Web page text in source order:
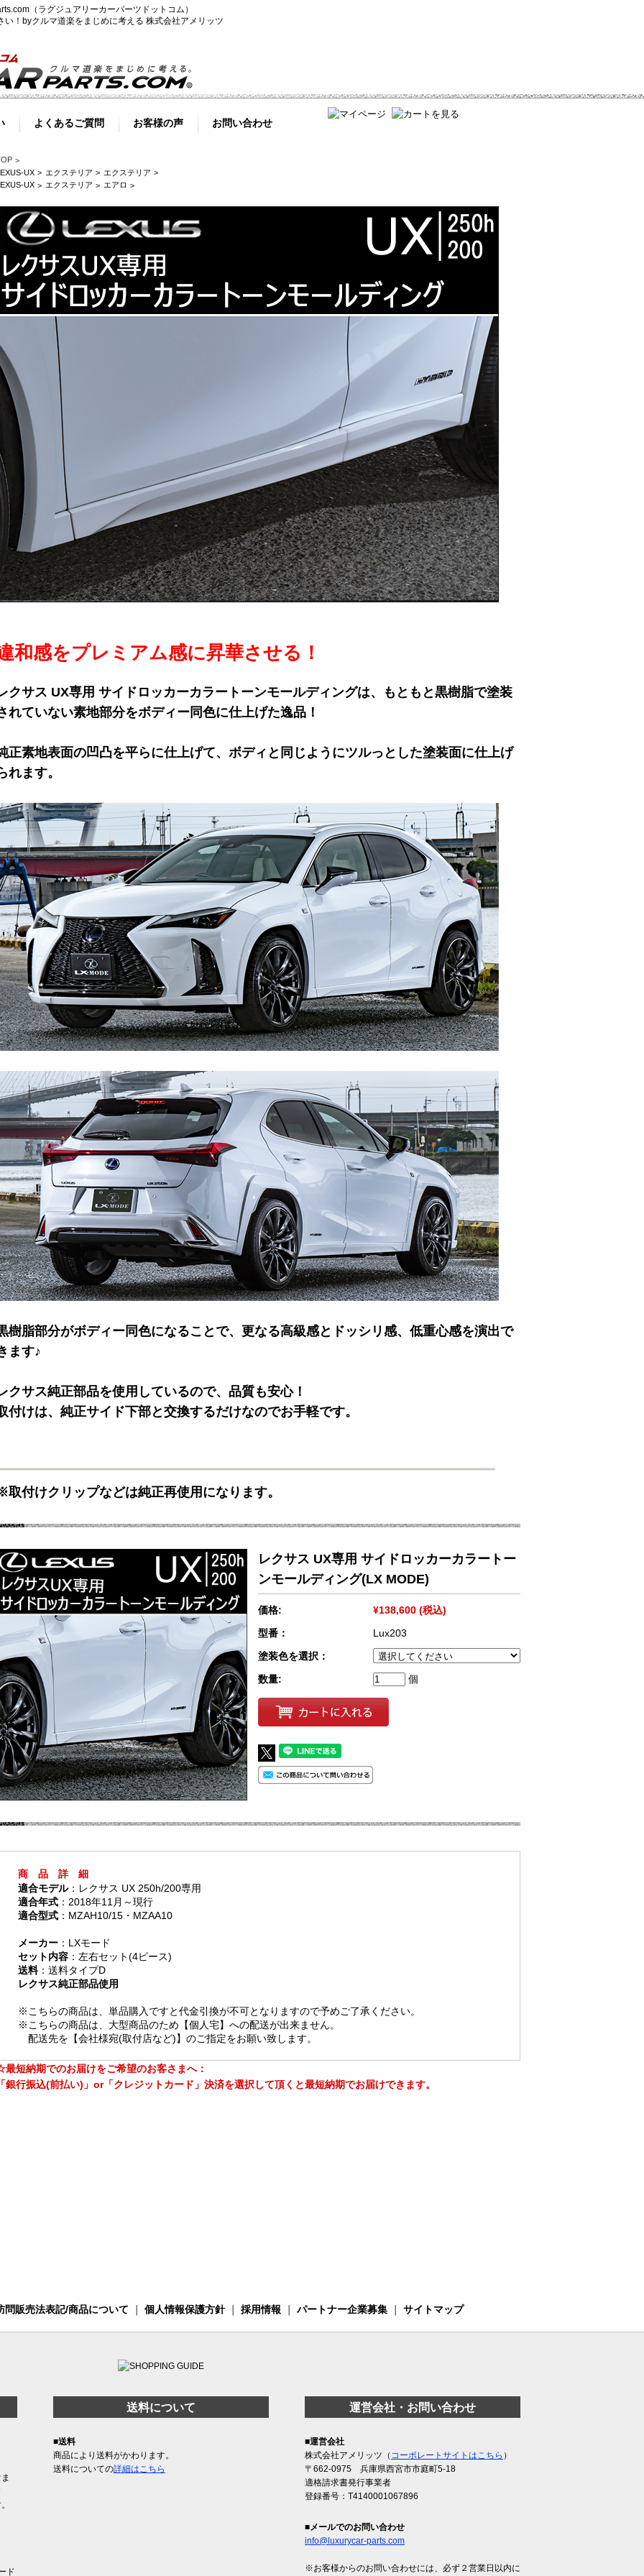
（ラグジュアリーカーパーツドットコム）
！byクルマ道楽をまじめに考える 株式会社アメリッツ
よくあるご質問 お客様の声 お問い合わせ
UX
エクステリア
エクステリア
UX
エクステリア エアロ
和感をプレミアム感に昇華させる！
クサス UX専用 サイドロッカーカラートーンモールディングは、もともと黒樹脂で塗装
れていない素地部分をボディー同色に仕上げた逸品！
正素地表面の凹凸を平らに仕上げて、ボディと同じようにツルっとした塗装面に仕上げ
れます。
樹脂部分がボディー同色になることで、更なる高級感とドッシリ感、低重心感を演出で
ます♪
クサス純正部品を使用しているので、品質も安心！
付けは、純正サイド下部と交換するだけなのでお手軽です。
取付けクリップなどは純正再使用になります。
レクサス UX専用 サイドロッカーカラートー
ンモールディング(LX MODE)
価格: ¥138,600 (税込)
型番：
Lux203
塗装色を選択：
数量:
個
商 品 詳 細
適合モデル：レクサス UX 250h/200専用
適合年式 ：2018年11月～現行
適合型式 ：MZAH10/15・MZAA10
メーカー ：LXモード
セット内容 ：左右セット(4ピース)
送料：送料タイプD
レクサス純正部品使用
※こちらの商品は、単品購入ですと代金引換が不可となりますので予めご了承ください。
※こちらの商品は、大型商品のため【個人宅】への配送が出来ません。
配送先を【会社様宛(取付店など)】のご指定をお願い致します。
短納期でのお届けをご希望のお客さまへ：
銀行振込(前払い)」or「クレジットカード」決済を選択して頂くと最短納期でお届けできます。
問販売法表記/商品について 個人情報保護方針｜ 採用情報 パートナー企業募集 サイトマップ
ド
送料について
■送料
商品により送料がかわります。
送料についての詳細はこちら
運営会社・お問い合わせ
■運営会社
株式会社アメリッツ（ コーポレートサイトはこちら ）
〒662-0975 兵庫県西宮市市庭町5-18
適格請求書発行事業者
登録番号：T4140001067896
■メールでのお問い合わせ
info@luxurycar-parts.com
※お客様からのお問い合わせには、必ず２営業日以内に